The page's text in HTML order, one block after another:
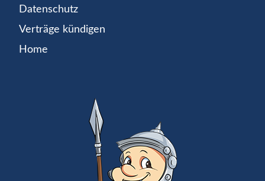
Datenschutz
Verträge kündigen
Home